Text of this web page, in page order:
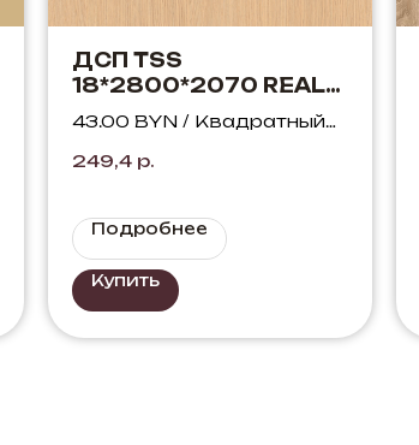
ДСП TSS
18*2800*2070 REAL
D.410 Дуб Монако
золотой
43.00 BYN / Квадратный
249,4 р.
Подробнее
Купить